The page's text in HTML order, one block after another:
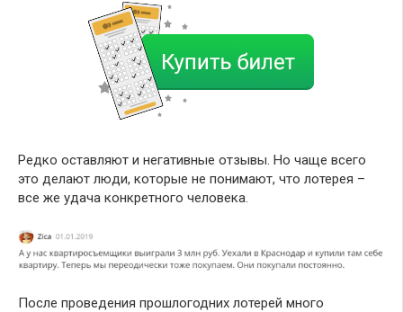
Редко оставляют и негативные отзывы. Но чаще всего
это делают люди, которые не понимают, что лотерея –
все же удача конкретного человека.
После проведения прошлогодних лотерей много